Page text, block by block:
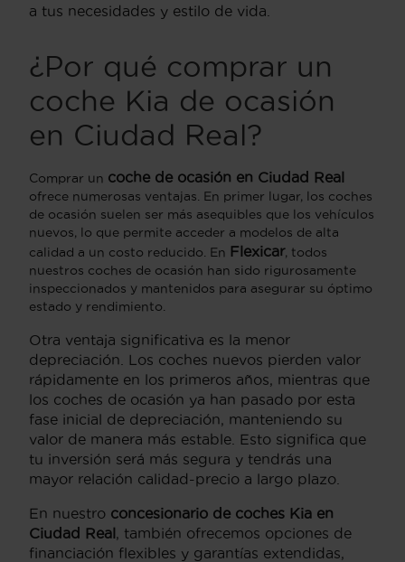
a tus necesidades y estilo de vida.
¿Por qué comprar un
coche Kia de ocasión
en Ciudad Real?
Comprar un coche de ocasión en Ciudad Real
ofrece numerosas ventajas. En primer lugar, los coches
de ocasión suelen ser más asequibles que los vehículos
nuevos, lo que permite acceder a modelos de alta
calidad a un costo reducido. En Flexicar, todos
nuestros coches de ocasión han sido rigurosamente
inspeccionados y mantenidos para asegurar su óptimo
estado y rendimiento.
Otra ventaja significativa es la menor
depreciación. Los coches nuevos pierden valor
rápidamente en los primeros años, mientras que
los coches de ocasión ya han pasado por esta
fase inicial de depreciación, manteniendo su
valor de manera más estable. Esto significa que
tu inversión será más segura y tendrás una
mayor relación calidad-precio a largo plazo.
En nuestro concesionario de coches Kia en
Ciudad Real , también ofrecemos opciones de
financiación flexibles y garantías extendidas,